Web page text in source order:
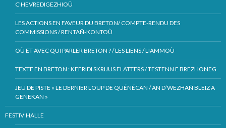
C’HEVREDIGEZHIOÙ
LES ACTIONS EN FAVEUR DU BRETON/ COMPTE-RENDU DES
COMMISSIONS / RENTAÑ-KONTOÙ
OÙ ET AVEC QUI PARLER BRETON ? / LES LIENS / LIAMMOÙ
TEXTE EN BRETON : KEFRIDI SKRIJUS FLATTERS / TESTENN E BREZHONEG
JEU DE PISTE « LE DERNIER LOUP DE QUÉNÉCAN / AN D’WEZHAÑ BLEIZ A
GENEKAN »
FESTIV’HALLE